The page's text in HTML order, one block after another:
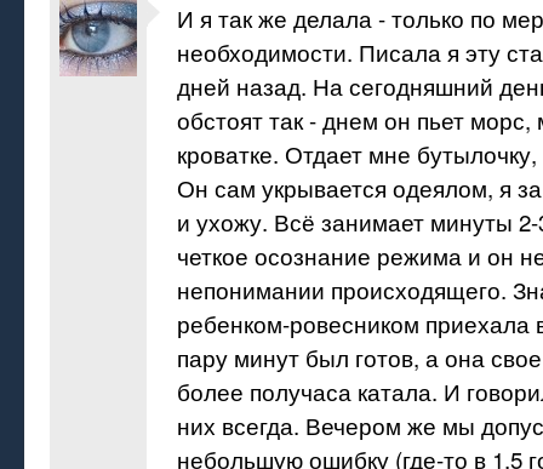
И я так же делала - только по
необходимости. Писала я эту
дней назад. На сегодняшний
обстоят так - днем он пьет морс,
кроватке. Отдает мне
Он сам укрывается одеялом, я
и ухожу. Всё занимает минуты
четкое осознание режима и он
непонимании происходящего.
ребенком-ровесником приехала
пару минут был готов, а она
более получаса катала. И
них всегда. Вечером же мы
небольшую ошибку (где-то в 1,5